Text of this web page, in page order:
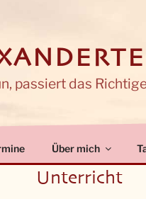
passiert das
Über mich
Unterricht